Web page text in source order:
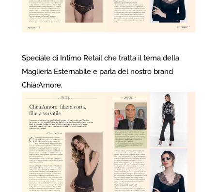
Speciale di Intimo Retail che tratta il tema della
Maglieria Esternabile e parla del nostro brand
ChiarAmore.